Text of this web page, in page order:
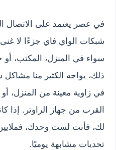
في عصر يعتمد على الاتصال
شبكات الواي فاي جزءًا لا غنى
سواء في المنزل، المكتب، أو
ذلك، يواجه الكثير منا
في زاوية معينة من المنزل،
القرب من جهاز الراوتر. إذا
لك، فأنت لست وحدك،
تحديات مشابهة يوميًا.